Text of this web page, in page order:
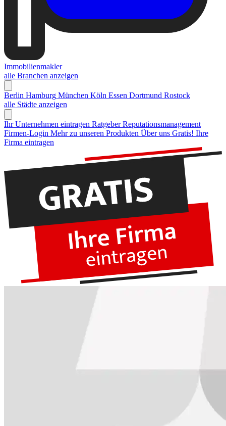
Immobilienmakler
alle Branchen anzeigen
Berlin Hamburg München Köln Essen Dortmund Rostock
alle Städte anzeigen
Ihr Unternehmen eintragen Ratgeber Reputationsmanagement
Firmen-Login Mehr zu unseren Produkten Über uns Gratis! Ihre
Firma eintragen